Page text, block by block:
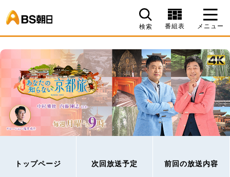
検索 番組表 メニュー
トップページ 次回放送予定 前回の放送内容